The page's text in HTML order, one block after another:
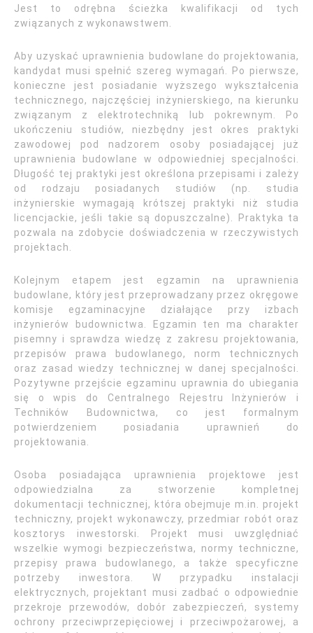
Jest to odrębna ścieżka kwalifikacji od tych
związanych z wykonawstwem.
Aby uzyskać uprawnienia budowlane do projektowania,
kandydat musi spełnić szereg wymagań. Po pierwsze,
konieczne jest posiadanie wyższego wykształcenia
technicznego, najczęściej inżynierskiego, na kierunku
związanym z elektrotechniką lub pokrewnym. Po
ukończeniu studiów, niezbędny jest okres praktyki
zawodowej pod nadzorem osoby posiadającej już
uprawnienia budowlane w odpowiedniej specjalności.
Długość tej praktyki jest określona przepisami i zależy
od rodzaju posiadanych studiów (np. studia
inżynierskie wymagają krótszej praktyki niż studia
licencjackie, jeśli takie są dopuszczalne). Praktyka ta
pozwala na zdobycie doświadczenia w rzeczywistych
projektach.
Kolejnym etapem jest egzamin na uprawnienia
budowlane, który jest przeprowadzany przez okręgowe
komisje egzaminacyjne działające przy izbach
inżynierów budownictwa. Egzamin ten ma charakter
pisemny i sprawdza wiedzę z zakresu projektowania,
przepisów prawa budowlanego, norm technicznych
oraz zasad wiedzy technicznej w danej specjalności.
Pozytywne przejście egzaminu uprawnia do ubiegania
się o wpis do Centralnego Rejestru Inżynierów i
Techników Budownictwa, co jest formalnym
potwierdzeniem posiadania uprawnień do
projektowania.
Osoba posiadająca uprawnienia projektowe jest
odpowiedzialna za stworzenie kompletnej
dokumentacji technicznej, która obejmuje m.in. projekt
techniczny, projekt wykonawczy, przedmiar robót oraz
kosztorys inwestorski. Projekt musi uwzględniać
wszelkie wymogi bezpieczeństwa, normy techniczne,
przepisy prawa budowlanego, a także specyficzne
potrzeby inwestora. W przypadku instalacji
elektrycznych, projektant musi zadbać o odpowiednie
przekroje przewodów, dobór zabezpieczeń, systemy
ochrony przeciwprzepięciowej i przeciwpożarowej, a